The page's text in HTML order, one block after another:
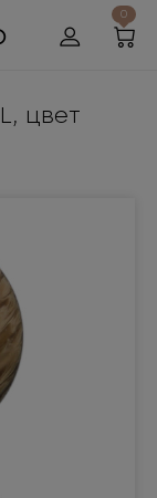
0
цвет